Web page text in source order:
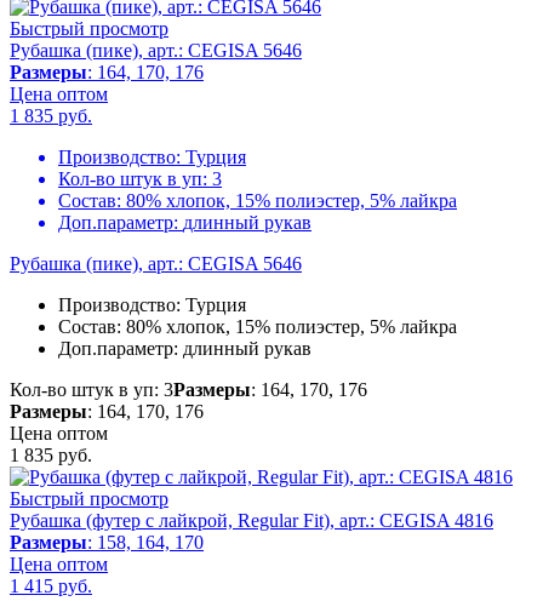
Быстрый просмотр
Рубашка (пике), арт.: CEGISA 5646
Размеры: 164, 170, 176
Цена оптом
1 835 руб.
Производство: Турция
Кол-во штук в уп: 3
Состав: 80% хлопок, 15% полиэстер, 5% лайкра
Доп.параметр: длинный рукав
Рубашка (пике), арт.: CEGISA 5646
Производство: Турция
Состав: 80% хлопок, 15% полиэстер, 5% лайкра
Доп.параметр: длинный рукав
Кол-во штук в уп: 3Размеры: 164, 170, 176
Размеры: 164, 170, 176
Цена оптом
1 835 руб.
Быстрый просмотр
Рубашка (футер с лайкрой, Regular Fit), арт.: CEGISA 4816
Размеры: 158, 164, 170
Цена оптом
1 415 руб.